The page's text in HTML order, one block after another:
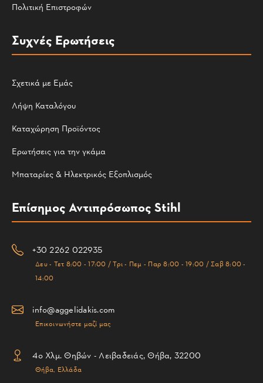
Πολιτική Επιστροφών
Συχνές Ερωτήσεις
Σχετικά με Εμάς
Λήψη Καταλόγου
Καταχώρηση Προϊόντος
Ερωτήσεις για την γκάμα
Μπαταρίες & Ηλεκτρικός Εξοπλισμός
Επίσημος Αντιπρόσωπος Stihl
+30 2262 022935
Δευ - Τετ 8:00 - 17:00 / Τρι - Πεμ - Παρ 8:00 - 19:00 / Σαβ 8:00 -
14:00
info@aggelidakis.com
Επικοινωνήστε μαζί μας
4ο Χλμ. Θηβών - Λειβαδειάς, Θήβα, 32200
Θήβα, Ελλάδα